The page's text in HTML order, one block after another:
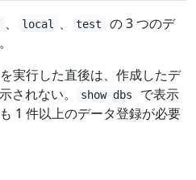
、 local 、 test
の 3 つのデ
を実行した直後は、作成したデ
されない。
show dbs
で表示
1 件以上のデータ登録が必要